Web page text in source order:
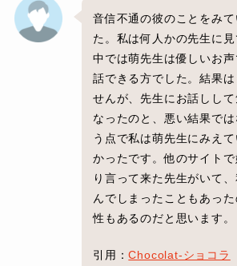
音信不通の彼のことをみ
た。私は何人かの先生に
中では萌先生は優しいお
話できる方でした。結果は
せんが、先生にお話しして
なったのと、悪い結果で
う点で私は萌先生にみえ
かったです。他のサイト
り言って来た先生がいて
んでしまったこともあっ
性もあるのだと思います。
引用：Chocolat-ショコラ